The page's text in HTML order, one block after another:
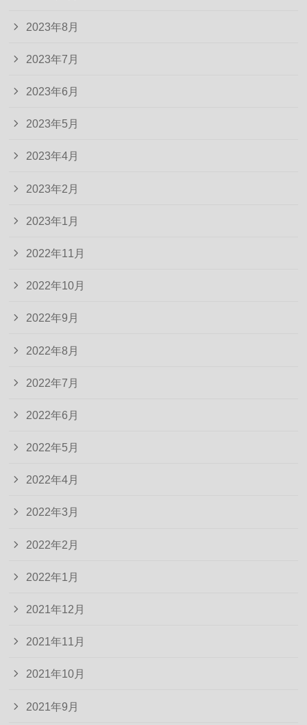
2023年8月
2023年7月
2023年6月
2023年5月
2023年4月
2023年2月
2023年1月
2022年11月
2022年10月
2022年9月
2022年8月
2022年7月
2022年6月
2022年5月
2022年4月
2022年3月
2022年2月
2022年1月
2021年12月
2021年11月
2021年10月
2021年9月